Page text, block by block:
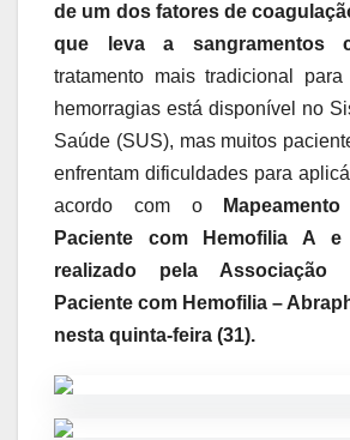
de um dos fatores de
que leva a sangramentos
tratamento mais tradicional
hemorragias está disponível no
Saúde (SUS), mas muitos
enfrentam dificuldades para
acordo com o
Paciente com Hemofilia A
realizado pela Associação
Paciente com Hemofilia –
nesta quinta-feira (31).